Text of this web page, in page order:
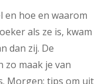
en hoe en waarom
als ze is, kwam
dan zij. De
zo maak je van
Morgen: tips om uit